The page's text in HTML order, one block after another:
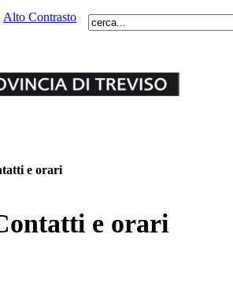
Alto Contrasto
e orari
e orari